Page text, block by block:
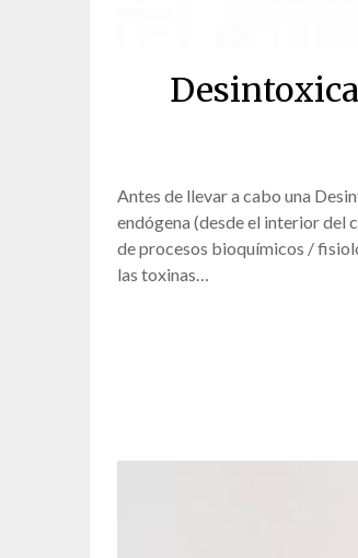
Antes de llevar a cabo una
endógena (desde el interior del
de procesos bioquímicos /
las toxinas…